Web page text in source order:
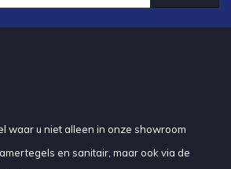
waar u niet alleen in onze showroom
en sanitair, maar ook via de